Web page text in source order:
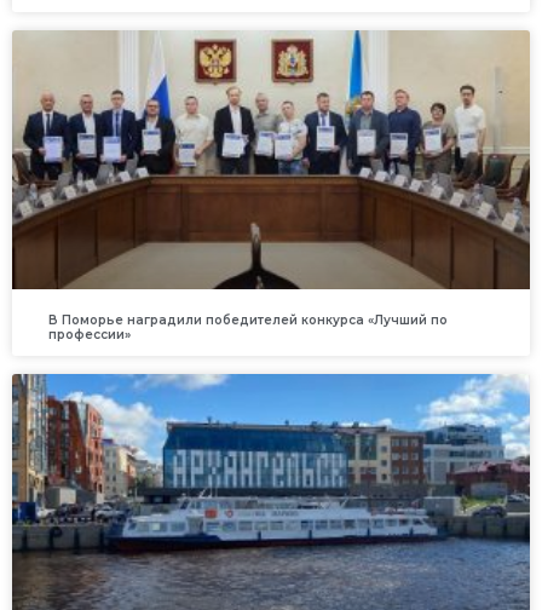
В Поморье наградили победителей конкурса «Лучший по
профессии»